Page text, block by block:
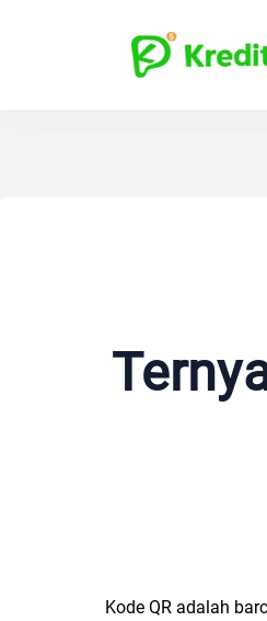
Kode QR adalah